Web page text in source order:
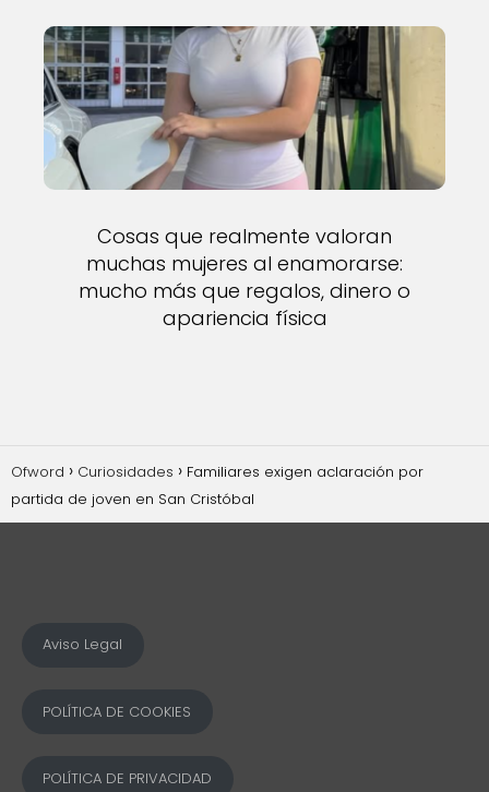
Cosas que realmente valoran
muchas mujeres al enamorarse:
mucho más que regalos, dinero o
apariencia física
Ofword Curiosidades
Familiares exigen aclaración por
partida de joven en San Cristóbal
Aviso Legal
POLÍTICA DE COOKIES
POLÍTICA DE PRIVACIDAD